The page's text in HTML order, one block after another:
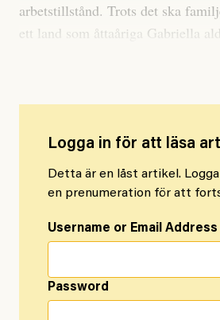
arbetstillstånd. Trots det ska
ett land som åttaåriga Gabriella
Logga in för att läsa
Detta är en låst artikel.
en prenumeration för att
Username or Email Address
Password